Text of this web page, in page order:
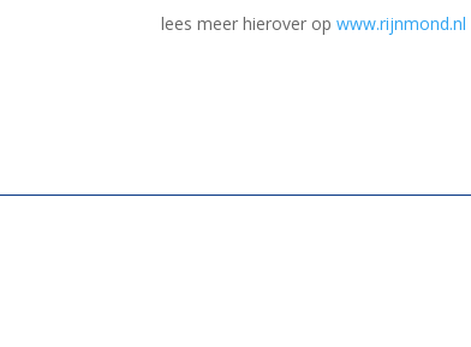
lees meer hierover opwww.rijnmond.nl